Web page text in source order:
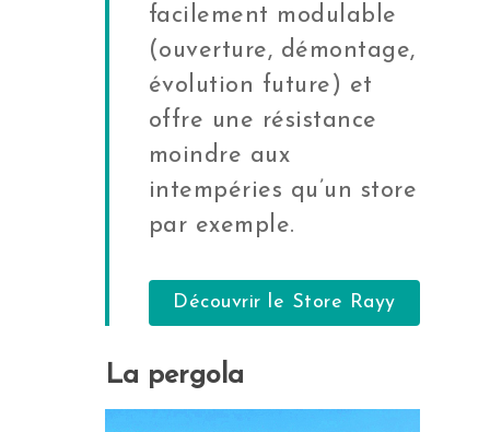
facilement modulable
(ouverture, démontage,
évolution future) et
offre une résistance
moindre aux
intempéries qu’un store
par exemple.
Découvrir le Store Rayy
La pergola